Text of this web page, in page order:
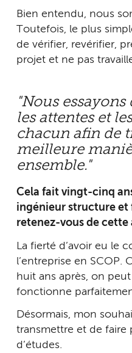
Bien entendu, nous
Toutefois, le plus
de vérifier, revérifier,
projet et ne pas
"Nous
les attentes et
chacun afin de
meilleure
ensemble."
Cela fait vingt-cinq
ingénieur structure et
retenez-vous de cette
La fierté d’avoir eu le
l’entreprise en SCOP.
huit ans après, on
fonctionne
Désormais, mon
transmettre et de faire
d’études.